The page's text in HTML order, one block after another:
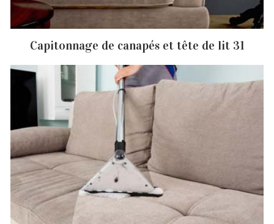
Capitonnage de canapés et tête de lit 31